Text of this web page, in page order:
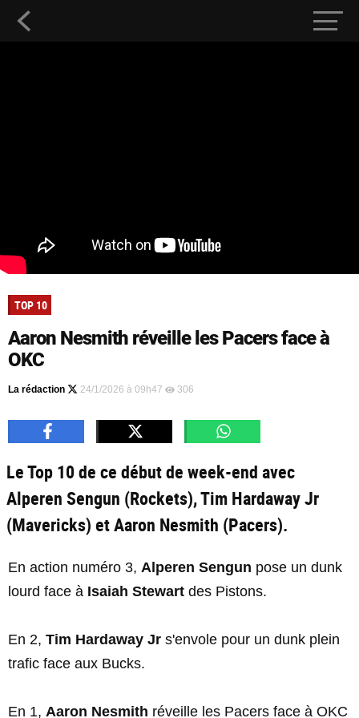
TOP 10
Aaron Nesmith réveille les Pacers face à
OKC
La rédaction 24/1/2026 à 09h47 306
Le Top 10 de ce début de week-end avec
Alperen Sengun (Rockets), Tim Hardaway Jr
(Mavericks) et Aaron Nesmith (Pacers).
En action numéro 3, Alperen Sengun pose un dunk
lourd face à Isaiah Stewart des Pistons.
En 2, Tim Hardaway Jr s'envole pour un dunk plein
trafic face aux Bucks.
En 1, Aaron Nesmith réveille les Pacers face à OKC